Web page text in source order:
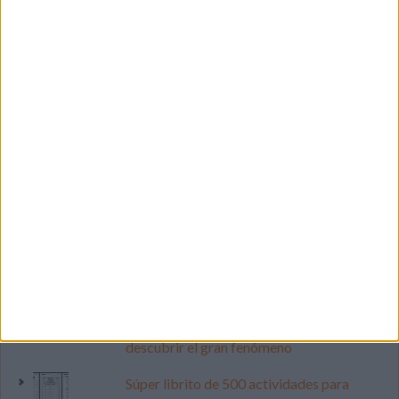
descubrir el gran fenómeno
Súper librito de 500 actividades para